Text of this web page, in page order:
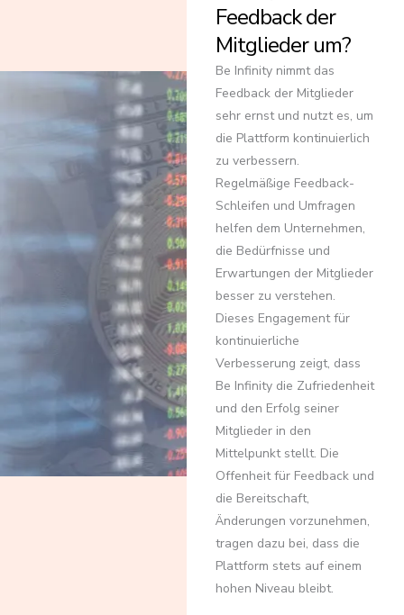
Feedback der
Mitglieder um?
Be Infinity nimmt das
Feedback der Mitglieder
sehr ernst und nutzt es, um
die Plattform kontinuierlich
zu verbessern.
Regelmäßige Feedback-
Schleifen und Umfragen
helfen dem Unternehmen,
die Bedürfnisse und
Erwartungen der Mitglieder
besser zu verstehen.
Dieses Engagement für
kontinuierliche
Verbesserung zeigt, dass
Be Infinity die Zufriedenheit
und den Erfolg seiner
Mitglieder in den
Mittelpunkt stellt. Die
Offenheit für Feedback und
die Bereitschaft,
Änderungen vorzunehmen,
tragen dazu bei, dass die
Plattform stets auf einem
hohen Niveau bleibt.